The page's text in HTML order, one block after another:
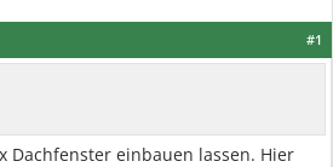
#1
Dachfenster einbauen lassen. Hier